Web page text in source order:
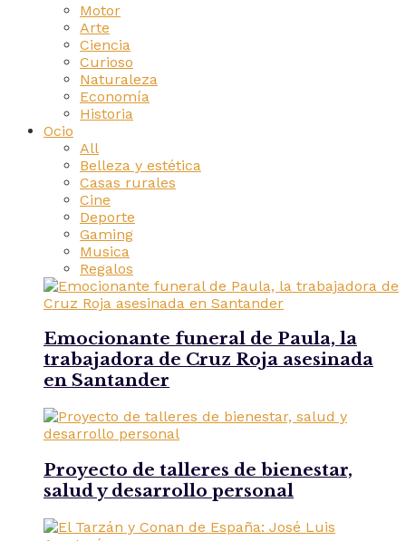
Motor
Arte
Ciencia
Curioso
Naturaleza
Economía
Historia
Ocio
All
Belleza y estética
Casas rurales
Cine
Deporte
Gaming
Musica
Regalos
Emocionante funeral de Paula, la
trabajadora de Cruz Roja asesinada
en Santander
Proyecto de talleres de bienestar,
salud y desarrollo personal